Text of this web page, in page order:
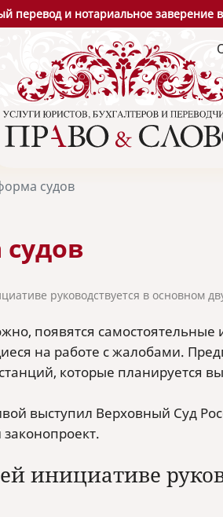
перевод и нотариальное заверение
судов
руководствуется в основном
появятся
на работе с жалобами.
которые планируется
выступил Верховный Суд
инициативе